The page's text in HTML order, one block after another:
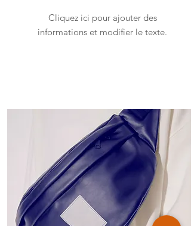
Cliquez ici pour ajouter des
informations et modifier le texte.